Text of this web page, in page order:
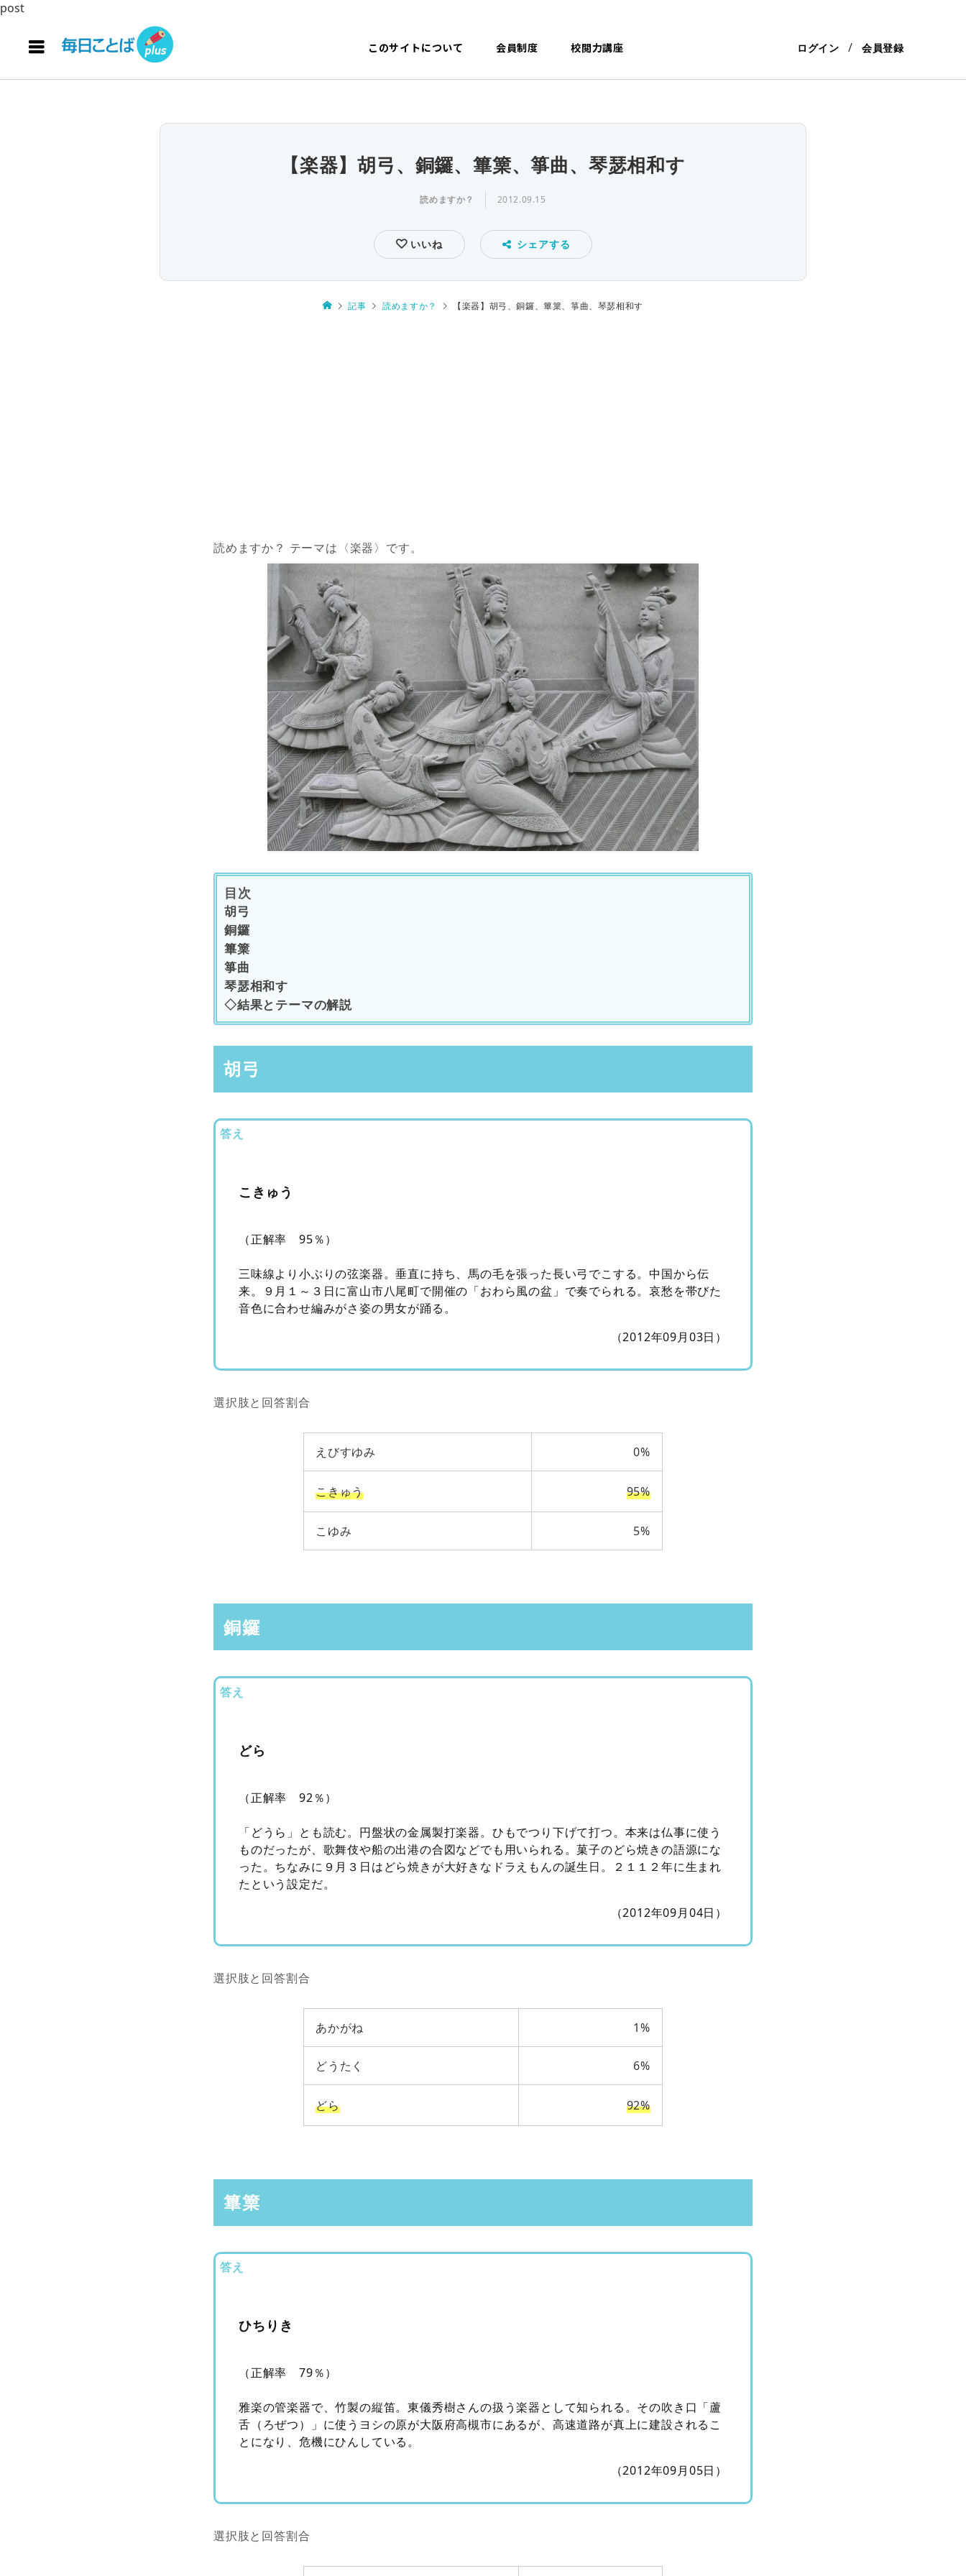
post
このサイトについて 会員制度 校閲力講座 ログイン 会員登録
【楽器】胡弓、銅鑼、篳篥、箏曲、琴瑟相和す
読めますか？ 2012.09.15
いいね シェアする
記事 読めますか？ 【楽器】胡弓、銅鑼、篳篥、箏曲、琴瑟相和す
読めますか？ テーマは〈楽器〉です。
目次
胡弓
銅鑼
篳篥
箏曲
琴瑟相和す
◇結果とテーマの解説
胡弓
答え
こきゅう
（正解率 95％）
三味線より小ぶりの弦楽器。垂直に持ち、馬の毛を張った長い弓でこする。中国から伝
来。９月１～３日に富山市八尾町で開催の「おわら風の盆」で奏でられる。哀愁を帯びた
音色に合わせ編みがさ姿の男女が踊る。
（2012年09月03日）
選択肢と回答割合
えびすゆみ 0%
こきゅう 95%
こゆみ 5%
銅鑼
答え
どら
（正解率 92％）
「どうら」とも読む。円盤状の金属製打楽器。ひもでつり下げて打つ。本来は仏事に使う
ものだったが、歌舞伎や船の出港の合図などでも用いられる。菓子のどら焼きの語源にな
った。ちなみに９月３日はどら焼きが大好きなドラえもんの誕生日。
２１１２年に生まれ
たという設定だ。
（2012年09月04日）
選択肢と回答割合
あかがね 1%
どうたく 6%
どら 92%
篳篥
答え
ひちりき
（正解率 79％）
雅楽の管楽器で、竹製の縦笛。東儀秀樹さんの扱う楽器として知られる。その吹き口「蘆
舌（ろぜつ）」に使うヨシの原が大阪府高槻市にあるが、高速道路が真上に建設されるこ
とになり、危機にひんしている。
（2012年09月05日）
選択肢と回答割合